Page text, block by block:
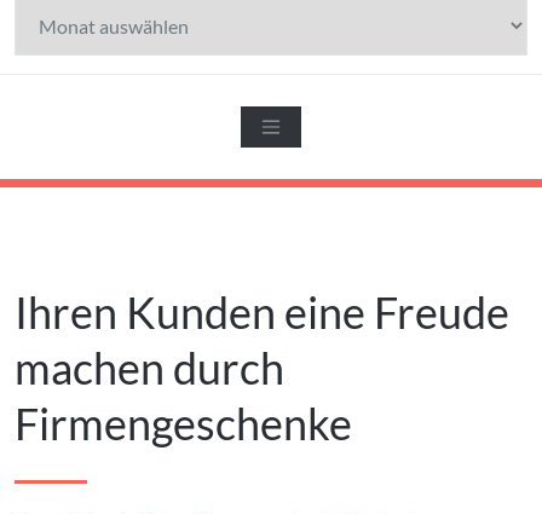
Ihren Kunden eine Freude
machen durch
Firmengeschenke